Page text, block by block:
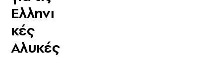
Ελληνι
κές
Αλυκές